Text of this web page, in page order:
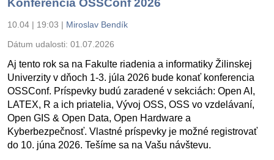
Konferencia OSSConf 2026
10.04 | 19:03 | Miroslav Bendík
Dátum udalosti: 01.07.2026
Aj tento rok sa na Fakulte riadenia a informatiky Žilinskej
Univerzity v dňoch 1-3. júla 2026 bude konať konferencia
OSSConf. Príspevky budú zaradené v sekciách: Open AI,
LATEX, R a ich priatelia, Vývoj OSS, OSS vo vzdelávaní,
Open GIS & Open Data, Open Hardware a
Kyberbezpečnosť. Vlastné príspevky je možné registrovať
do 10. júna 2026. Tešíme sa na Vašu návštevu.